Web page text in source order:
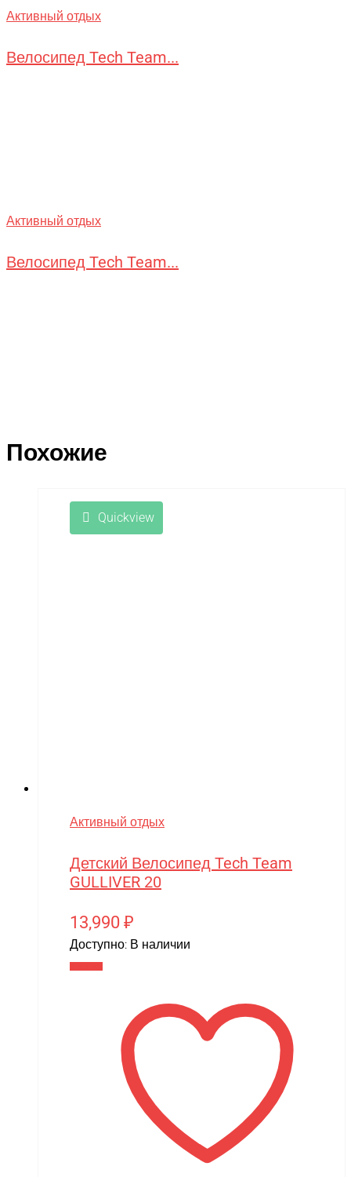
Активный отдых
Велосипед Tech Team...
Активный отдых
Велосипед Tech Team...
Похожие
Quickview
Активный отдых
Детский Велосипед Tech Team
GULLIVER 20
13,990 ₽
Доступно: В наличии